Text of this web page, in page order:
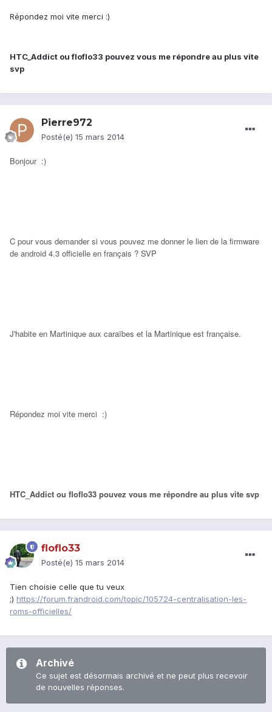
Répondez moi vite merci :)
HTC_Addict ou floflo33 pouvez vous me répondre au plus vite
svp
Pierre972
Posté(e) 15 mars 2014
Bonjour :)
C pour vous demander si vous pouvez me donner le lien de la firmware
de android 4.3 officielle en français ? SVP
J'habite en Martinique aux caraïbes et la Martinique est française.
Répondez moi vite merci :)
HTC_Addict ou floflo33 pouvez vous me répondre au plus vite svp
floflo33
Posté(e) 15 mars 2014
Tien choisie celle que tu veux
;) https://forum.frandroid.com/topic/105724-centralisation-les-
roms-officielles/
Archivé
Ce sujet est désormais archivé et ne peut plus recevoir
de nouvelles réponses.